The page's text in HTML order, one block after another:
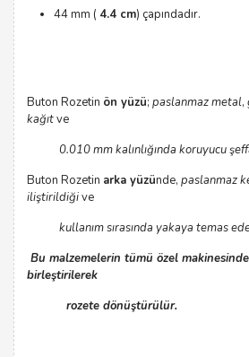
44 mm ( 4.4 cm) çapındadır.
Buton Rozetin ön yüzü; paslanmaz metal,
kağıtve
0.010 mm kalınlığında koruyucu
Buton Rozetin arka yüzünde, paslanmaz
iliştirildiğive
kullanım sırasında yakaya temas
Bu malzemelerin tümü özel
birleştirilerek
rozete dönüştürülür.